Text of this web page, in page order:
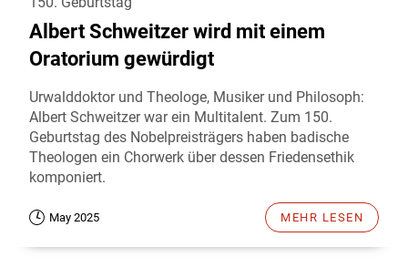
Albert Schweitzer wird mit einem
Oratorium gewürdigt
Urwalddoktor und Theologe, Musiker und Philosoph:
Albert Schweitzer war ein Multitalent. Zum 150.
Geburtstag des Nobelpreisträgers haben badische
Theologen ein Chorwerk über dessen Friedensethik
komponiert.
May 2025 MEHR LESEN